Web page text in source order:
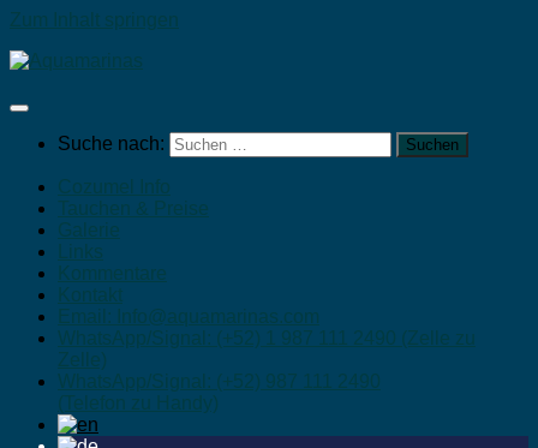
Zum Inhalt springen
Suche nach:
Cozumel Info
Tauchen & Preise
Galerie
Links
Kommentare
Kontakt
Email: Info@aquamarinas.com
WhatsApp/Signal: (+52) 1 987 111 2490 (Zelle zu
Zelle)
WhatsApp/Signal: (+52) 987 111 2490
(Telefon zu Handy)